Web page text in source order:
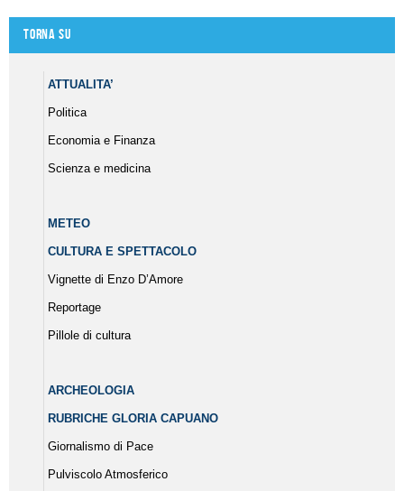
Torna su
ATTUALITA’
Politica
Economia e Finanza
Scienza e medicina
METEO
CULTURA E SPETTACOLO
Vignette di Enzo D’Amore
Reportage
Pillole di cultura
ARCHEOLOGIA
RUBRICHE GLORIA CAPUANO
Giornalismo di Pace
Pulviscolo Atmosferico